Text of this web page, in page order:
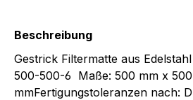
Beschreibung
Gestrick Filtermatte aus
500-500-6 Maße: 500 mm x
mmFertigungstoleranzen nach: